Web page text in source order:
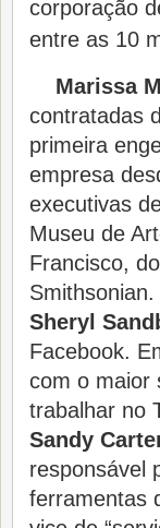
corporação
entre as 10
Marissa
contratadas
primeira
empresa
executivas
Museu de
Francisco,
Sheryl
Facebook.
com o maior
trabalhar no
Sandy
responsável
ferramentas